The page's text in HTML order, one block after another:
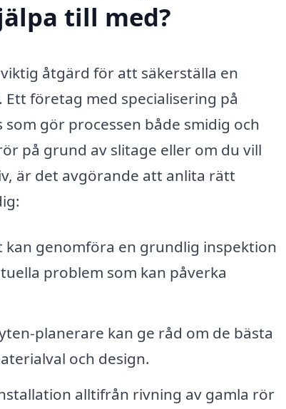
till med?
åtgärd för att säkerställa en
företag med specialisering på
gör processen både smidig och
på grund av slitage eller om du vill
är det avgörande att anlita rätt
genomföra en grundlig inspektion
problem som kan påverka
planerare kan ge råd om de bästa
och design.
alltifrån rivning av gamla rör